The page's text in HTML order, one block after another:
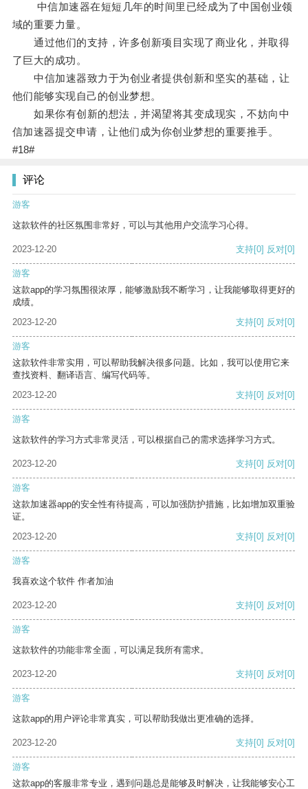
中信加速器在短短几年的时间里已经成为了中国创业领
域的重要力量。
通过他们的支持，许多创新项目实现了商业化，并取得
了巨大的成功。
中信加速器致力于为创业者提供创新和坚实的基础，让
他们能够实现自己的创业梦想。
如果你有创新的想法，并渴望将其变成现实，不妨向中
信加速器提交申请，让他们成为你创业梦想的重要推手。
#18#
评论
游客
这款软件的社区氛围非常好，可以与其他用户交流学习心得。
2023-12-20 支持[0] 反对[0]
游客
这款app的学习氛围很浓厚，能够激励我不断学习，让我能够取得更好的
成绩。
2023-12-20
支持[0] 反对[0]
游客
这款软件非常实用，可以帮助我解决很多问题。比如，我可以使用它来
查找资料、翻译语言、编写代码等。
2023-12-20
支持[0] 反对[0]
游客
这款软件的学习方式非常灵活，可以根据自己的需求选择学习方式。
2023-12-20 支持[0] 反对[0]
游客
这款加速器app的安全性有待提高，可以加强防护措施，比如增加双重验
证。
2023-12-20
支持[0] 反对[0]
游客
我喜欢这个软件 作者加油
2023-12-20 支持[0] 反对[0]
游客
这款软件的功能非常全面，可以满足我所有需求。
2023-12-20 支持[0] 反对[0]
游客
这款app的用户评论非常真实，可以帮助我做出更准确的选择。
2023-12-20 支持[0] 反对[0]
游客
这款app的客服非常专业，遇到问题总是能够及时解决，让我能够安心工